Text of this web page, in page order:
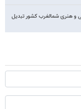
و هنری شمالغرب کشور تبدیل